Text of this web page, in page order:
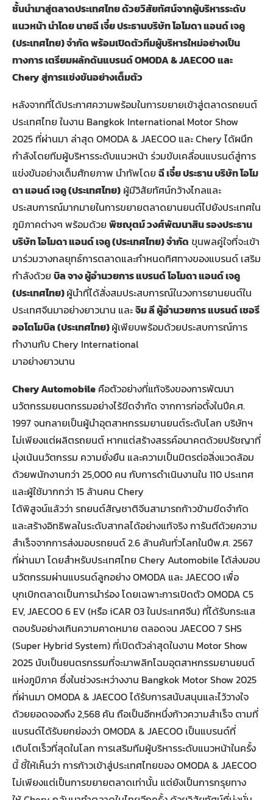
ชั้นนำมาสู่ตลาดประเทศไทย ด้วยวิสัยทัศน์จากผู้บริหารระดับ
แนวหน้า นำโดย นายฉี เจี๋ย ประธานบริษัท โอโมดา แอนด์ เจคู
(ประเทศไทย) จำกัด พร้อมเปิดตัวทีมผู้บริหารใหม่อย่างเป็น
ทางการ เตรียมผลักดันแบรนด์ OMODA & JAECOOและ
Cheryสู่การแข่งขันอย่างเต็มตัว
หลังจากที่ได้ประกาศความพร้อมในการขยายเข้าสู่ตลาดรถยนต์
ประเทศไทย ในงาน Bangkok International Motor Show
2025 ที่ผ่านมา ล่าสุด OMODA & JAECOO และ Chery ได้ผนึก
กำลังโดยทีมผู้บริหารระดับแนวหน้า ร่วมขับเคลื่อนแบรนด์สู่การ
แข่งขันอย่างเต็มศักยภาพ นำทัพโดย ฉี เจี๋ย ประธาน บริษัท โอโม
ดา แอนด์ เจคู (ประเทศไทย) ผู้มีวิสัยทัศน์กว้างไกลและ
ประสบการณ์มากมายในการขยายตลาดยานยนต์ไปยังประเทศใน
ภูมิภาคต่างๆ พร้อมด้วย พิชญุตม์ วงศ์พัฒนาสิน รองประธาน
บริษัท โอโมดา แอนด์ เจคู (ประเทศไทย) จำกัด ขุนพลคู่ใจที่จะเข้า
มาร่วมวางกลยุทธ์การตลาดและกำหนดทิศทางของแบรนด์ เสริม
กำลังด้วย บิล จาง ผู้อำนวยการ แบรนด์ โอโมดา แอนด์ เจคู
(ประเทศไทย)ผู้นำที่ได้สั่งสมประสบการณ์ในวงการยานยนต์ใน
ประเทศจีนมาอย่างยาวนาน และจิม ลี ผู้อำนวยการ แบรนด์ เชอรี
ออโตโมบิล (ประเทศไทย)ผู้เพียบพร้อมด้วยประสบการณ์การ
ทำงานกับ Chery International
มาอย่างยาวนาน
Chery Automobile คือตัวอย่างที่แท้จริงของการพัฒนา
นวัตกรรมยนตกรรมอย่างไร้ขีดจำกัด จากการก่อตั้งในปีค.ศ.
1997 จนกลายเป็นผู้นำอุตสาหกรรมยานยนต์ระดับโลก บริษัทฯ
ไม่เพียงแต่ผลิตรถยนต์ หากแต่สร้างสรรค์อนาคตด้วยปรัชญาที่
มุ่งเน้นนวัตกรรม ความยั่งยืน และความเป็นมิตรต่อสิ่งแวดล้อม
ด้วยพนักงานกว่า 25,000 คน กับการดำเนินงานใน 110 ประเทศ
และผู้ใช้มากกว่า 15 ล้านคน Chery
ได้พิสูจน์แล้วว่า รถยนต์สัญชาติจีนสามารถก้าวข้ามขีดจำกัด
และสร้างอิทธิพลในระดับสากลได้อย่างแท้จริง การันตีด้วยความ
สำเร็จจากการส่งมอบรถยนต์ 2.6 ล้านคันทั่วโลกในปีพ.ศ. 2567
ที่ผ่านมา โดยสำหรับประเทศไทย Chery Automobile ได้ส่งมอบ
นวัตกรรมผ่านแบรนด์ลูกอย่าง OMODA และ JAECOO เพื่อ
บุกเบิกตลาดเป็นการนำร่อง โดยเฉพาะการเปิดตัว OMODA C5
EV, JAECOO 6 EV (หรือ iCAR 03 ในประเทศจีน) ที่ได้รับกระแส
ตอบรับอย่างเกินความคาดหมาย ตลอดจน JAECOO 7 SHS
(Super Hybrid System) ที่เปิดตัวล่าสุดในงาน Motor Show
2025 นับเป็นยนตรกรรมที่จะมาพลิกโฉมอุตสาหกรรมยานยนต์
แห่งภูมิภาค ซึ่งในช่วงระหว่างงาน Bangkok Motor Show 2025
ที่ผ่านมา OMODA & JAECOO ได้รับการสนับสนุนและไว้วางใจ
ด้วยยอดจองถึง 2,568 คัน ถือเป็นอีกหนึ่งก้าวความสำเร็จ ตามที่
แบรนด์ได้รับยกย่องว่า OMODA & JAECOO เป็นแบรนด์ที่
เติบโตเร็วที่สุดในโลก การเสริมทีมผู้บริหารระดับแนวหน้าในครั้ง
นี้ ชี้ให้เห็นว่า การก้าวเข้าสู่ประเทศไทยของ OMODA & JAECOO
ไม่เพียงแต่เป็นการขยายตลาดเท่านั้น แต่ยังเป็นการกรุยทาง